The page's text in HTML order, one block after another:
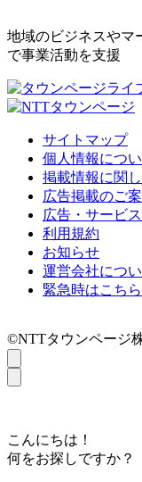
地域のビジネスやマ
で事業活動を支援
サイトマップ
個人情報につ
掲載情報に関
広告掲載のご
広告・サービ
利用規約
お知らせ
運営会社につ
緊急時はこちら
©NTTタウンページ株
こんにちは！
何をお探しですか？